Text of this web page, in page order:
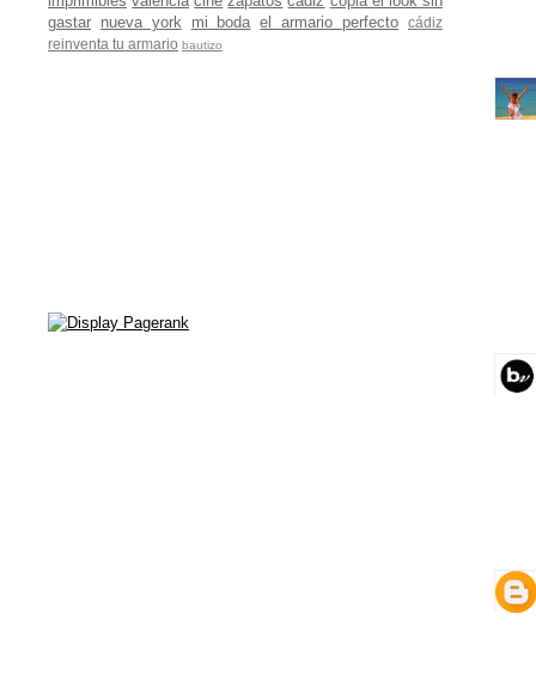
gastar nueva york mi boda el armario perfecto
cádiz
reinventa tu armario bautizo